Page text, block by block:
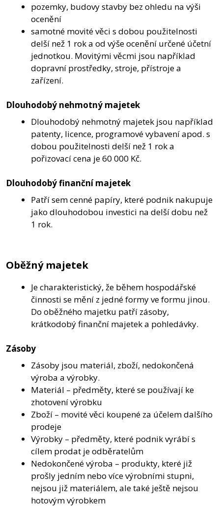
pozemky, budovy stavby bez ohledu na výši
ocenění
samotné movité věci s dobou použitelnosti
delší než 1 rok a od výše ocenění určené účetní
jednotkou. Movitými věcmi jsou například
dopravní prostředky, stroje, přístroje a
zařízení.
Dlouhodobý nehmotný majetek
Dlouhodobý nehmotný majetek jsou například
patenty, licence, programové vybavení apod. s
dobou použitelnosti delší než 1 rok a
pořizovací cena je 60 000 Kč.
Dlouhodobý finanční majetek
Patří sem cenné papíry, které podnik nakupuje
jako dlouhodobou investici na delší dobu než
1 rok.
Oběžný majetek
Je charakteristický, že během hospodářské
činnosti se mění z jedné formy ve formu jinou.
Do oběžného majetku patří zásoby,
krátkodobý finanční majetek a pohledávky.
Zásoby
Zásoby jsou materiál, zboží, nedokončená
výroba a výrobky.
Materiál – předměty, které se používají ke
zhotovení výrobku
Zboží – movité věci koupené za účelem dalšího
prodeje
Výrobky – předměty, které podnik vyrábí s
cílem prodat je odběratelům
Nedokončené výroba – produkty, které již
prošly jedním nebo více výrobními stupni,
nejsou již materiálem, ale také ještě nejsou
hotovým výrobkem